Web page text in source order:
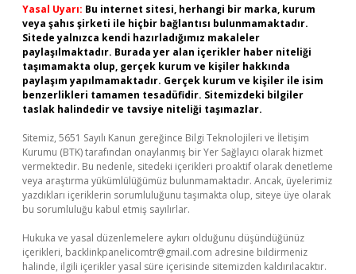
Yasal Uyarı: Bu internet sitesi, herhangi bir marka, kurum
veya şahıs şirketi ile hiçbir bağlantısı bulunmamaktadır.
Sitede yalnızca kendi hazırladığımız makaleler
paylaşılmaktadır. Burada yer alan içerikler haber niteliği
taşımamakta olup, gerçek kurum ve kişiler hakkında
paylaşım yapılmamaktadır. Gerçek kurum ve kişiler ile isim
benzerlikleri tamamen tesadüfidir. Sitemizdeki bilgiler
taslak halindedir ve tavsiye niteliği taşımazlar.
Sitemiz, 5651 Sayılı Kanun gereğince Bilgi Teknolojileri ve İletişim
Kurumu (BTK) tarafından onaylanmış bir Yer Sağlayıcı olarak hizmet
vermektedir. Bu nedenle, sitedeki içerikleri proaktif olarak denetleme
veya araştırma yükümlülüğümüz bulunmamaktadır. Ancak, üyelerimiz
yazdıkları içeriklerin sorumluluğunu taşımakta olup, siteye üye olarak
bu sorumluluğu kabul etmiş sayılırlar.
Hukuka ve yasal düzenlemelere aykırı olduğunu düşündüğünüz
içerikleri, backlinkpanelicomtr@gmail.com adresine bildirmeniz
halinde, ilgili içerikler yasal süre içerisinde sitemizden kaldırılacaktır.